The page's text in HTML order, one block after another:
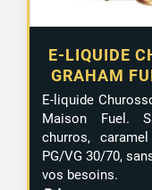
E-LIQUIDE
GRAHAM
E-liquide
Maison Fuel.
churros,
PG/VG 30/70,
vos besoins.